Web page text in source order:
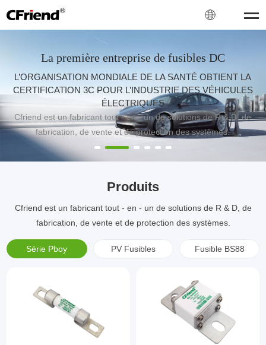
Produits
Cfriend est un fabricant tout - en - un de solutions de R & D, de
fabrication, de vente et de protection des systèmes.
Série Pboy PV Fusibles Fusible BS88